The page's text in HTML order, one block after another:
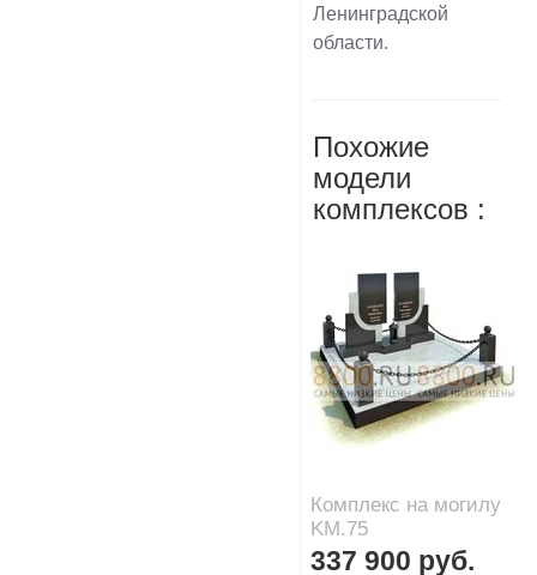
Ленинградской
области.
Похожие
модели
комплексов :
Комплекс на могилу
KM.75
337 900 руб.